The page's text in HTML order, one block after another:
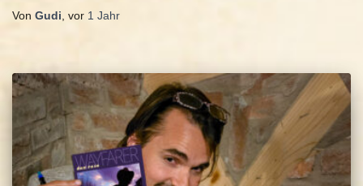
Von Gudi, vor 1 Jahr